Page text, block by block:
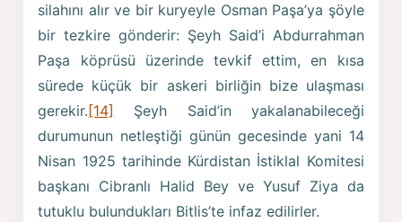
silahını alır ve bir kuryeyle Osman Paşa’ya şöyle
bir tezkire gönderir: Şeyh Said’i Abdurrahman
Paşa köprüsü üzerinde tevkif ettim, en kısa
sürede küçük bir askeri birliğin bize ulaşması
gerekir. [14]
Şeyh Said’in yakalanabileceği
durumunun netleştiği günün gecesinde yani 14
Nisan 1925 tarihinde Kürdistan İstiklal Komitesi
başkanı Cibranlı Halid Bey ve Yusuf Ziya da
tutuklu bulundukları Bitlis’te infaz edilirler.